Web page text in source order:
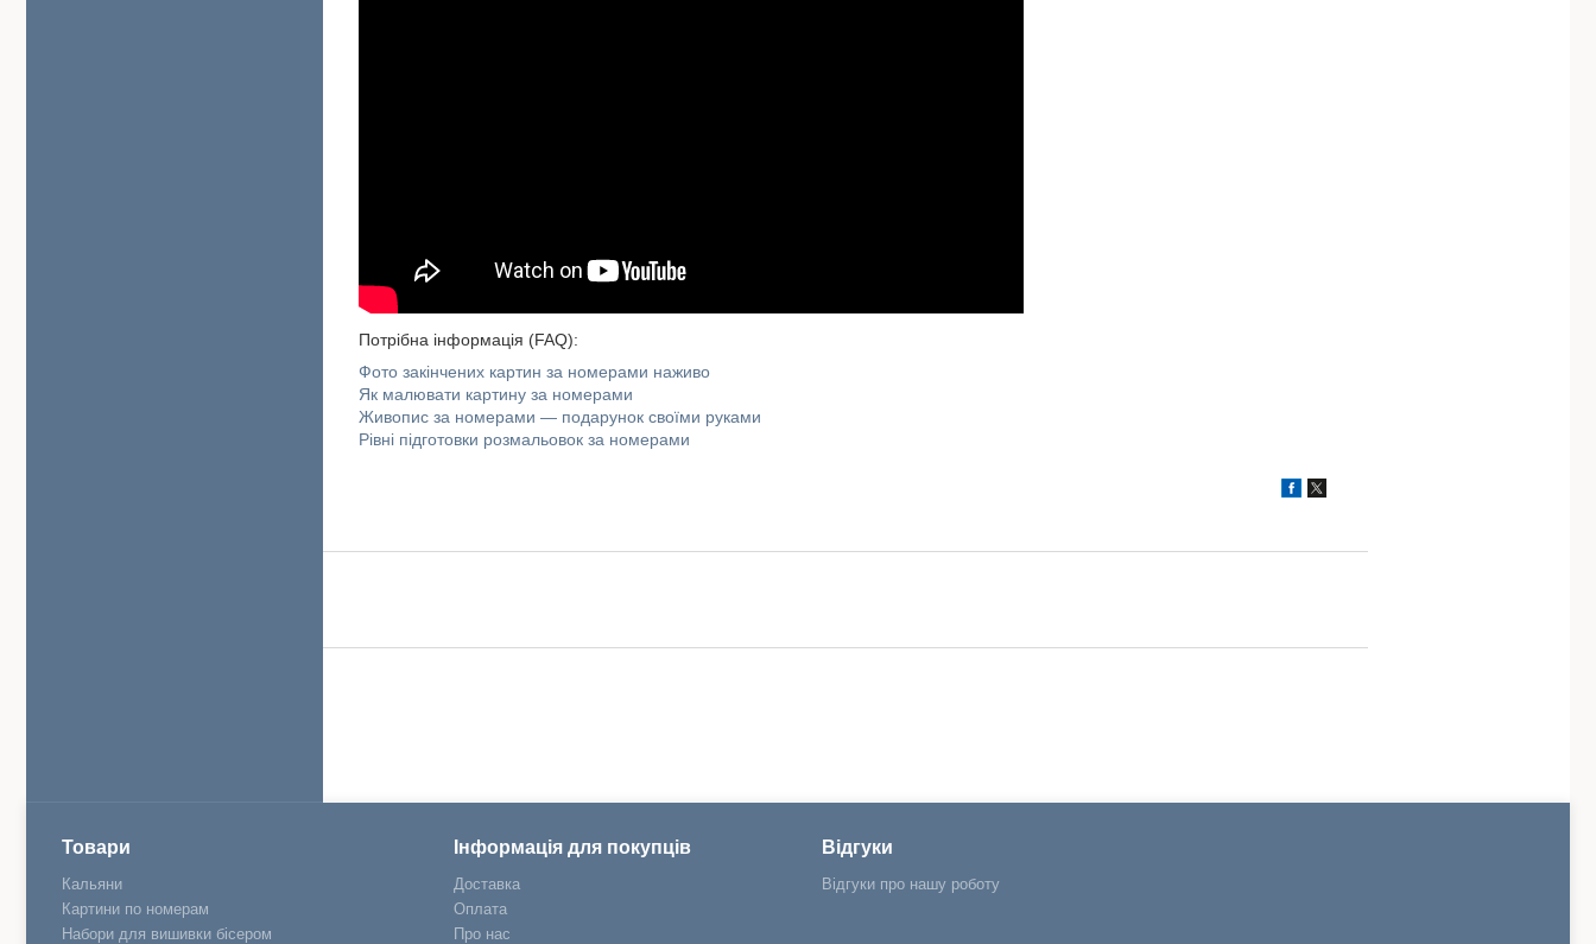
Потрібна інформація (FAQ):
Фото закінчених картин за номерами наживо
Як малювати картину за номерами
Живопис за номерами — подарунок своїми руками
Рівні підготовки розмальовок за номерами
Товари
Кальяни
Картини по номерам
Набори для вишивки бісером
Інформація для покупців
Доставка
Оплата
Про нас
Відгуки
Відгуки про нашу роботу